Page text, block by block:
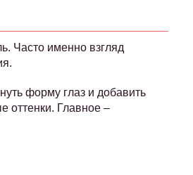
Часто именно взгляд
форму глаз и добавить
оттенки. Главное –